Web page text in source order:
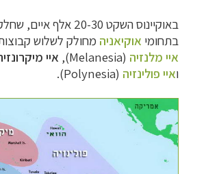
באוקיינוס השקט 20-30
בתחומי אוקיאניה מחולק לשלוש
איי מלנזיה (
Melanesia
), איי
ואיי פולינזיה (
Polynesia
).